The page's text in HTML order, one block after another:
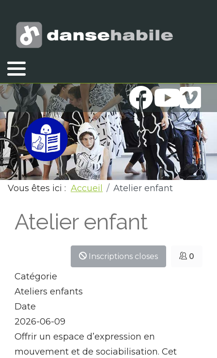
Vous êtes ici : Accueil Atelier enfant
Atelier enfant
Inscriptions closes 0
Catégorie
Ateliers enfants
Date
2026-06-09
Offrir un espace d’expression en
mouvement et de sociabilisation. Cet